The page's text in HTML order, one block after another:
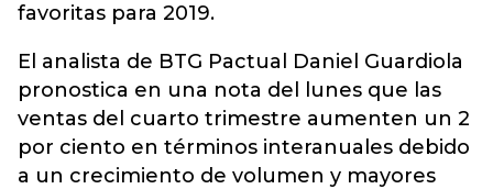
favoritas para 2019.
El analista de BTG Pactual Daniel Guardiola
pronostica en una nota del lunes que las
ventas del cuarto trimestre aumenten un 2
por ciento en términos interanuales debido
a un crecimiento de volumen y mayores